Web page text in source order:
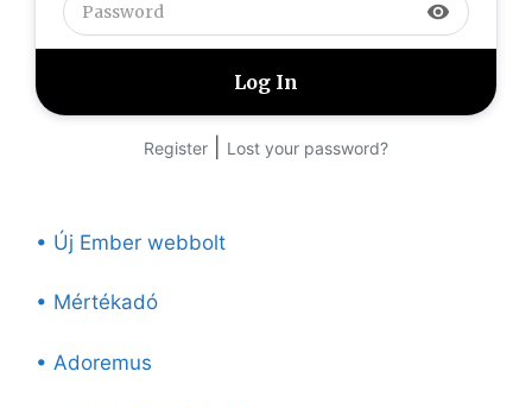
visibility
Register Lost your password?
• Új Ember webbolt
• Mértékadó
• Adoremus